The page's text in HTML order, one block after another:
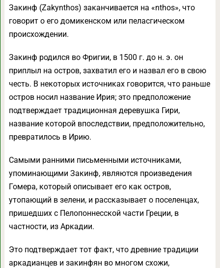
Закинф (Zakynthos) заканчивается на «nthos», что
говорит о его домикенском или пеласгическом
происхождении.
Закинф родился во Фригии, в 1500 г. до н. э. он
приплыл на остров, захватил его и назвал его в свою
честь. В некоторых источниках говорится, что раньше
остров носил название Ирия; это предположение
подтверждает традиционная деревушка Гири,
название которой впоследствии, предположительно,
превратилось в Ирию.
Самыми ранними письменными источниками,
упоминающими Закинф, являются произведения
Гомера, который описывает его как остров,
утопающий в зелени, и рассказывает о поселенцах,
пришедших с Пелопоннесской части Греции, в
частности, из Аркадии.
Это подтверждает тот факт, что древние традиции
аркадианцев и закинфян во многом схожи,